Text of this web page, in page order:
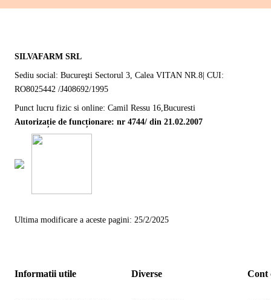
SILVAFARM SRL
Sediu social: Bucureşti Sectorul 3, Calea VITAN NR.8| CUI:
RO8025442 /J408692/1995
Punct lucru fizic si online: Camil Ressu 16,Bucuresti
Autorizație de funcționare: nr 4744/ din 21.02.2007
Ultima modificare a aceste pagini: 25/2/2025
Informatii utile Diverse Cont